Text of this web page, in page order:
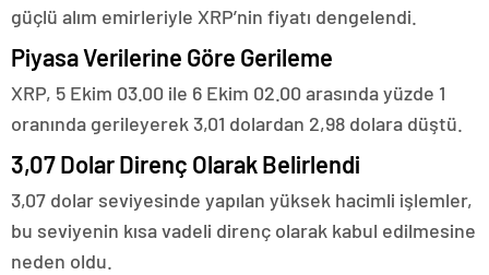
güçlü alım emirleriyle XRP’nin fiyatı dengelendi.
Piyasa Verilerine Göre Gerileme
XRP, 5 Ekim 03.00 ile 6 Ekim 02.00 arasında yüzde 1
oranında gerileyerek 3,01 dolardan 2,98 dolara düştü.
3,07 Dolar Direnç Olarak Belirlendi
3,07 dolar seviyesinde yapılan yüksek hacimli işlemler,
bu seviyenin kısa vadeli direnç olarak kabul edilmesine
neden oldu.